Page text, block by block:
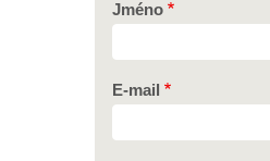
Jméno
E-mail